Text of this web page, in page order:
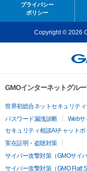
プライバシー
ポリシー
Copyright © 2026
GMOインターネットグル
世界初総合ネットセキュリテ
パスワード漏洩診断
Webサ
セキュリティ相談AIチャットボ
実在証明・盗聴対策
サイバー攻撃対策（GMOサイ
サイバー攻撃対策（GMO Flatt